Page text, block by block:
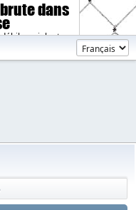
brute dans
violents.